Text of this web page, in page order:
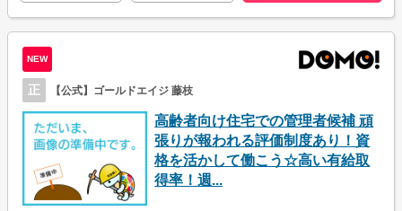
NEW
正 【公式】ゴールドエイジ 藤枝
高齢者向け住宅での管理者候補 頑
張りが報われる評価制度あり！資
格を活かして働こう☆高い有給取
得率！週...